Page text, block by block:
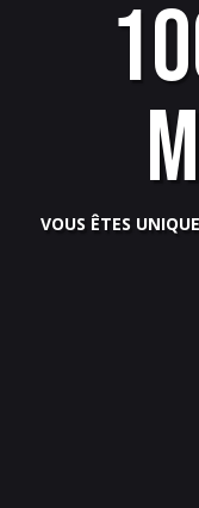
VOUS ÊTES